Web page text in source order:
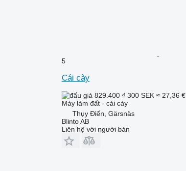
5
Cái cày
829.400 ₫ 300 SEK ≈ 27,36 €
Máy làm đất - cái cày
Thụy Điển, Gärsnäs
Blinto AB
Liên hệ với người bán